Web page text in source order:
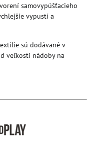
samovypúšťacieho
vypustí a
sú dodávané v
veľkosti nádoby na